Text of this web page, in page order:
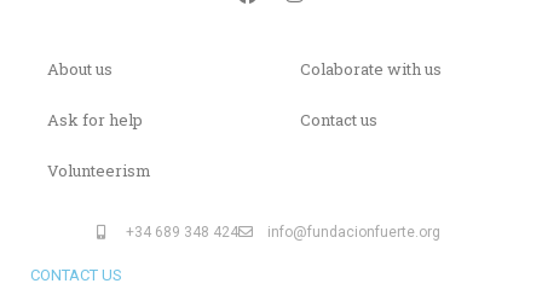
About us
Ask for help
Volunteerism
Colaborate with us
Contact us
+34 689 348 424 info@fundacionfuerte.org
CONTACT US